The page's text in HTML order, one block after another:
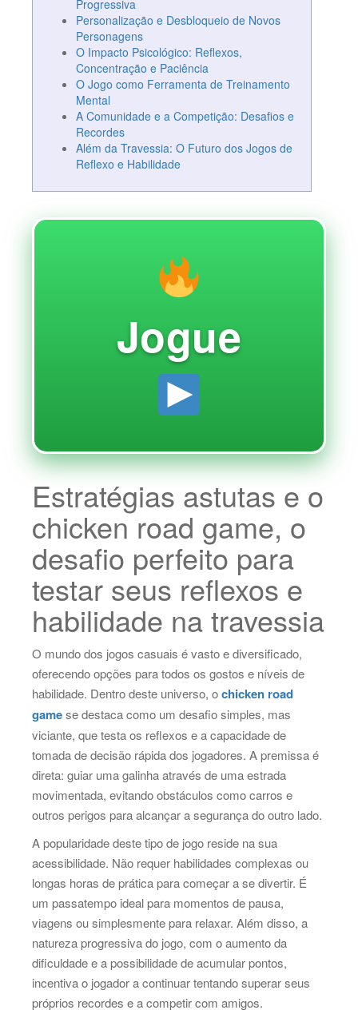
Progressiva
Personalização e Desbloqueio de Novos
Personagens
O Impacto Psicológico: Reflexos,
Concentração e Paciência
O Jogo como Ferramenta de Treinamento
Mental
A Comunidade e a Competição: Desafios e
Recordes
Além da Travessia: O Futuro dos Jogos de
Reflexo e Habilidade
Jogue
Estratégias astutas e o
chicken road game, o
desafio perfeito para
testar seus reflexos e
habilidade na travessia
O mundo dos jogos casuais é vasto e diversificado,
oferecendo opções para todos os gostos e níveis de
habilidade. Dentro deste universo, ochicken road
gamese destaca como um desafio simples, mas
viciante, que testa os reflexos e a capacidade de
tomada de decisão rápida dos jogadores. A premissa é
direta: guiar uma galinha através de uma estrada
movimentada, evitando obstáculos como carros e
outros perigos para alcançar a segurança do outro lado.
A popularidade deste tipo de jogo reside na sua
acessibilidade. Não requer habilidades complexas ou
longas horas de prática para começar a se divertir. É
um passatempo ideal para momentos de pausa,
viagens ou simplesmente para relaxar. Além disso, a
natureza progressiva do jogo, com o aumento da
dificuldade e a possibilidade de acumular pontos,
incentiva o jogador a continuar tentando superar seus
próprios recordes e a competir com amigos.